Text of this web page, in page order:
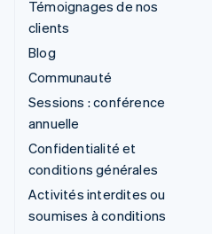
Témoignages de nos
clients
Blog
Communauté
Sessions : conférence
annuelle
Confidentialité et
conditions générales
Activités interdites ou
soumises à conditions